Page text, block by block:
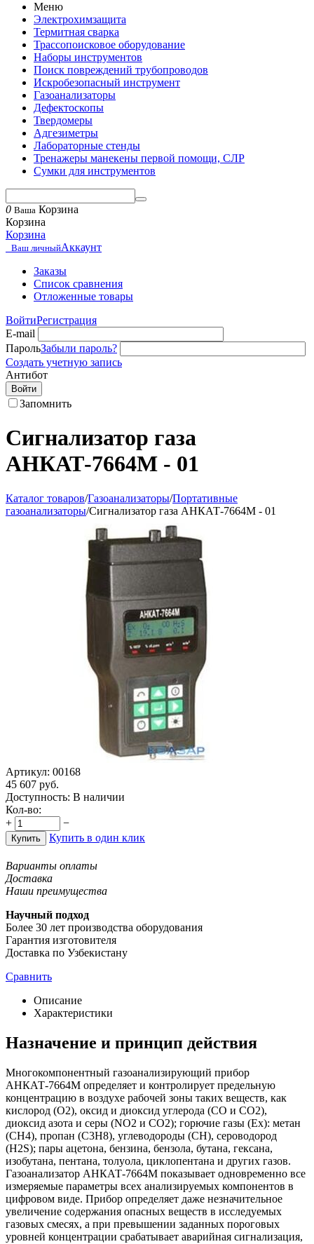
Меню
Электрохимзащита
Термитная сварка
Трассопоисковое оборудование
Наборы инструментов
Поиск повреждений трубопроводов
Искробезопасный инструмент
Газоанализаторы
Дефектоскопы
Твердомеры
Адгезиметры
Лабораторные стенды
Тренажеры манекены первой помощи, СЛР
Сумки для инструментов
0 Ваша Корзина
Корзина
Корзина
Ваш личныйАккаунт
Заказы
Список сравнения
Отложенные товары
ВойтиРегистрация
E-mail
ПарольЗабыли пароль?
Создать учетную запись
Антибот
Войти
Запомнить
Сигнализатор газа
АНКАТ-7664М - 01
Каталог товаров/Газоанализаторы/Портативные
газоанализаторы/Сигнализатор газа АНКАТ-7664М - 01
Артикул: 00168
45 607 руб.
Доступность: В наличии
Кол-во:
+
−
Купить Купить в один клик
Варианты оплаты
Доставка
Наши преимущества
Научный подход
Более 30 лет производства оборудования
Гарантия изготовителя
Доставка по Узбекистану
Сравнить
Описание
Характеристики
Назначение и принцип действия
Многокомпонентный газоанализирующий прибор
АНКАТ-7664М определяет и контролирует предельную
концентрацию в воздухе рабочей зоны таких веществ, как
кислород (О2), оксид и диоксид углерода (СО и СО2),
диоксид азота и серы (NO2 и CO2); горючие газы (Ex): метан
(СН4), пропан (С3Н8), углеводороды (СН), сероводород
(H2S); пары ацетона, бензина, бензола, бутана, гексана,
изобутана, пентана, толуола, циклопентана и других газов.
Газоанализатор АНКАТ-7664М показывает одновременно все
измеряемые параметры всех анализируемых компонентов в
цифровом виде. Прибор определяет даже незначительное
увеличение содержания опасных веществ в исследуемых
газовых смесях, а при превышении заданных пороговых
уровней концентрации срабатывает аварийная сигнализация,